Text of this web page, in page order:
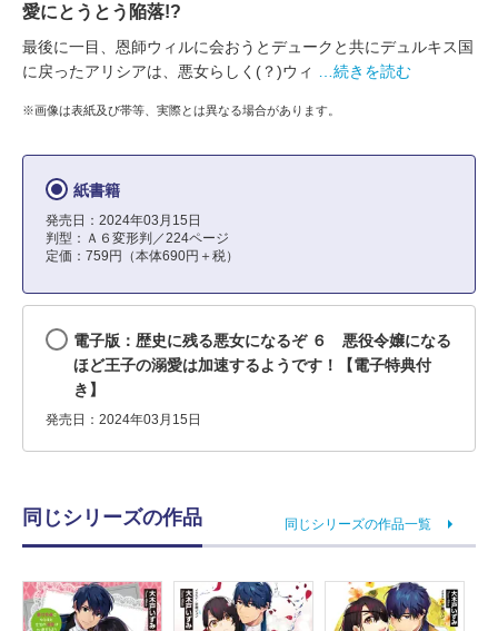
愛にとうとう陥落!?
最後に一目、恩師ウィルに会おうとデュークと共にデュルキス国
に戻ったアリシアは、悪女らしく(？)ウィ
…続きを読む
※画像は表紙及び帯等、実際とは異なる場合があります。
紙書籍
発売日：2024年03月15日
判型：Ａ６変形判／224ページ
定価：759円（本体690円＋税）
電子版：歴史に残る悪女になるぞ ６ 悪役令嬢になる
ほど王子の溺愛は加速するようです！【電子特典付
き】
発売日：2024年03月15日
同じシリーズの作品 同じシリーズの作品一覧